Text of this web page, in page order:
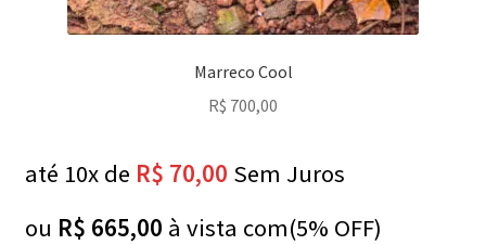
Marreco Cool
R$ 700,00
até 10x de R$ 70,00 Sem Juros
ou R$ 665,00 à vista com(5% OFF)